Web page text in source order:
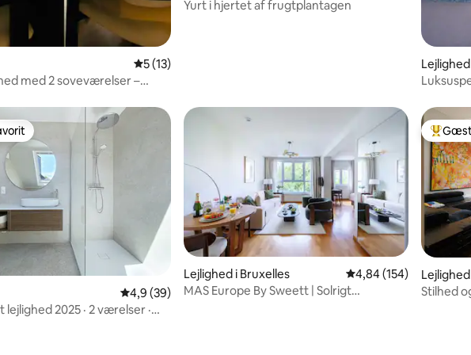
bedømmelse, 84 omtaler5 ud af 5 i gennemsnitlig bedømmelse, 13 omtaler
5 (13)
med 2 soveværelser –
Yurt i hjertet af frugtplantagen
Lejlighed
4,9 ud af 5 i gennemsnitlig bedømmelse, 39 omtaler
4,9 (39)
lejlighed 2025 · 2 værelser ·
Lejlighed i Bruxelles 4,84 ud af 5 i
4,84 (154)
MAS Europe By Sweett | Solrigt
Lejlighed